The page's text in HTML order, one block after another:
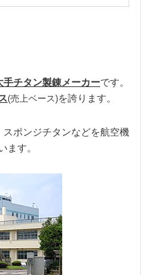
手チタン製錬メーカーです。
(売上ベース)を誇ります。
ポンジチタンなどを航空機
ます。